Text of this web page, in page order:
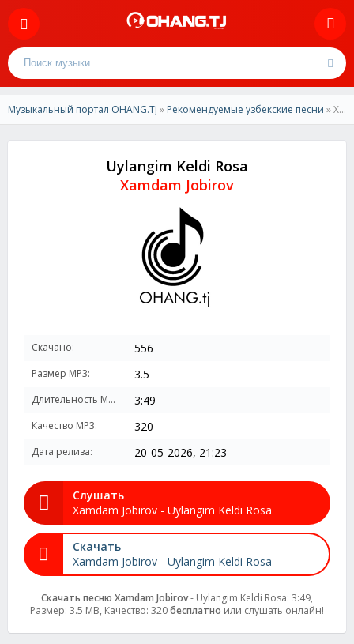
Музыкальный портал OHANG.TJ » Рекомендуемые узбекские песни » Xamdam Jobirov – Uylangim Keldi Rosa
Uylangim Keldi Rosa
Xamdam Jobirov
Скачано: 556
Размер MP3: 3.5
Длительность MP3: 3:49
Качество MP3: 320
Дата релиза: 20-05-2026, 21:23
Слушать
Xamdam Jobirov - Uylangim Keldi Rosa
Скачать
Xamdam Jobirov - Uylangim Keldi Rosa
Скачать песню Xamdam Jobirov- Uylangim Keldi Rosa: 3:49,
Размер: 3.5 MB, Качество: 320бесплатно или слушать онлайн!